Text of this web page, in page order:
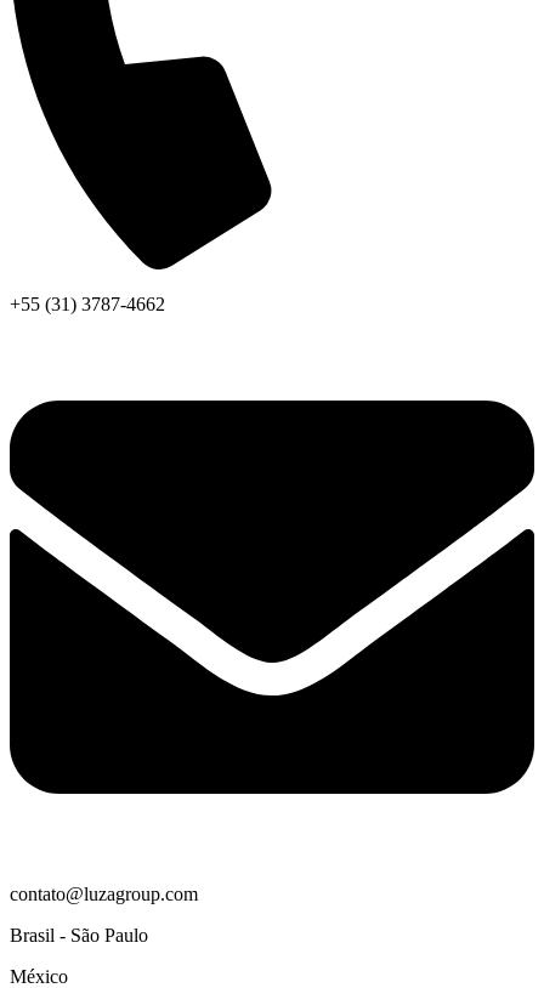
+55 (31) 3787-4662
contato@luzagroup.com
Brasil - São Paulo
México